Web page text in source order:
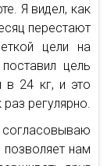
Я видел, как
перестают
цели на
цель
в 24 кг, и это
регулярно.
согласовываю
нам